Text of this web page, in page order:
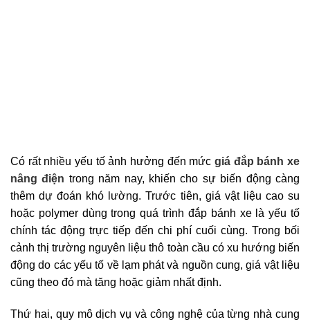
Có rất nhiều yếu tố ảnh hưởng đến mức giá đắp bánh xe
nâng điện trong năm nay, khiến cho sự biến động càng
thêm dự đoán khó lường. Trước tiên, giá vật liệu cao su
hoặc polymer dùng trong quá trình đắp bánh xe là yếu tố
chính tác động trực tiếp đến chi phí cuối cùng. Trong bối
cảnh thị trường nguyên liệu thô toàn cầu có xu hướng biến
động do các yếu tố về lạm phát và nguồn cung, giá vật liệu
cũng theo đó mà tăng hoặc giảm nhất định.
Thứ hai, quy mô dịch vụ và công nghệ của từng nhà cung